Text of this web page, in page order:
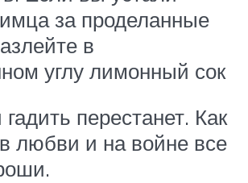
за проделанные
в
углу лимонный сок
перестанет. Как
в любви и на войне все